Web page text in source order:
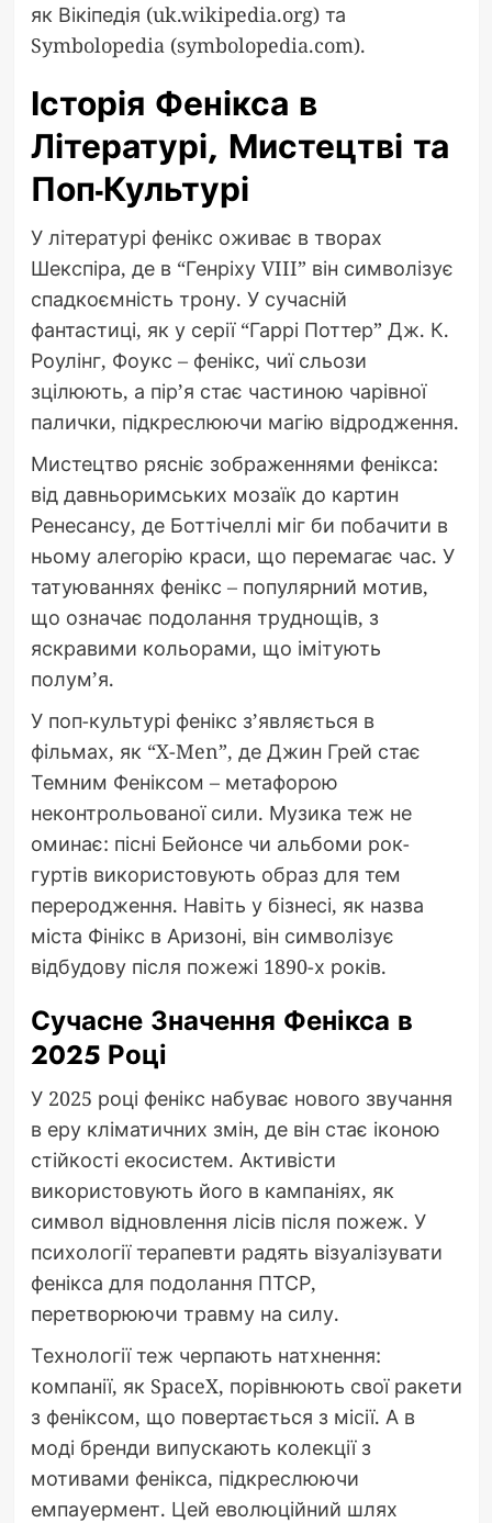
як Вікіпедія (uk.wikipedia.org) та
Symbolopedia (symbolopedia.com).
Історія Фенікса в
Літературі, Мистецтві та
Поп-Культурі
У літературі фенікс оживає в творах
Шекспіра, де в “Генріху VIII” він символізує
спадкоємність трону. У сучасній
фантастиці, як у серії “Гаррі Поттер” Дж. К.
Роулінг, Фоукс – фенікс, чиї сльози
зцілюють, а пір’я стає частиною чарівної
палички, підкреслюючи магію відродження.
Мистецтво рясніє зображеннями фенікса:
від давньоримських мозаїк до картин
Ренесансу, де Боттічеллі міг би побачити в
ньому алегорію краси, що перемагає час. У
татуюваннях фенікс – популярний мотив,
що означає подолання труднощів, з
яскравими кольорами, що імітують
полум’я.
У поп-культурі фенікс з’являється в
фільмах, як “X-Men”, де Джин Грей стає
Темним Феніксом – метафорою
неконтрольованої сили. Музика теж не
оминає: пісні Бейонсе чи альбоми рок-
гуртів використовують образ для тем
переродження. Навіть у бізнесі, як назва
міста Фінікс в Аризоні, він символізує
відбудову після пожежі 1890-х років.
Сучасне Значення Фенікса в
2025 Році
У 2025 році фенікс набуває нового звучання
в еру кліматичних змін, де він стає іконою
стійкості екосистем. Активісти
використовують його в кампаніях, як
символ відновлення лісів після пожеж. У
психології терапевти радять візуалізувати
фенікса для подолання ПТСР,
перетворюючи травму на силу.
Технології теж черпають натхнення:
компанії, як SpaceX, порівнюють свої ракети
з феніксом, що повертається з місії. А в
моді бренди випускають колекції з
мотивами фенікса, підкреслюючи
емпауермент. Цей еволюційний шлях